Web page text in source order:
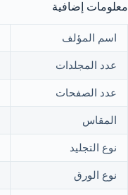
معلومات إضافية
اسم المؤلف
عدد المجلدات
عدد الصفحات
المقاس
نوع التجليد
نوع الورق